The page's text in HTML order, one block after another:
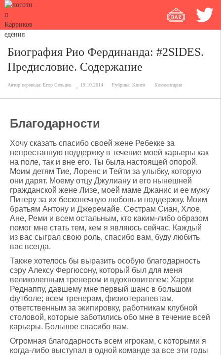
Биография Рио Фердинанда: #2SIDES.
Предисловие. Содержание
Автор перевода: Егор Сельдев 19.10.2014 Рубрика: Книги Комментарии
Благодарности
Хочу сказать спасибо своей жене Ребекке за
непрестанную поддержку в течение моей карьеры как
на поле, так и вне его. Ты была настоящей опорой.
Моим детям Тие, Лоренс и Тейти за улыбку, которую
они дарят. Моему отцу Джулиану и его нынешней
гражданской жене Лизе, моей маме Джанис и ее мужу
Питеру за их бесконечную любовь и поддержку. Моим
братьям Антону и Джеремайе. Сестрам Сиан, Хлое,
Ане, Реми и всем остальным, кто каким-либо образом
помог мне стать тем, кем я являюсь сейчас. Каждый
из вас сыграл свою роль, спасибо вам, буду любить
вас всегда.
Также хотелось бы выразить особую благодарность
сэру Алексу Фергюсону, который был для меня
великолепным тренером и вдохновителем; Харри
Реднаппу, давшему мне первый шанс в большом
футболе; всем тренерам, физиотерапевтам,
ответственным за экипировку, работникам клубной
столовой, которые заботились обо мне в течение всей
карьеры. Большое спасибо вам.
Огромная благодарность всем игрокам, с которыми я
когда-либо выступал в одной команде за все эти годы